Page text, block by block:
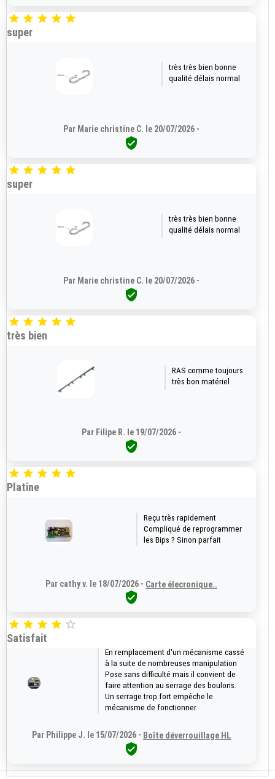
    
super
très très bien bonne
qualité délais normal
Par Marie christine C. le 20/07/2026 -

    
super
très très bien bonne
qualité délais normal
Par Marie christine C. le 20/07/2026 -

    
très bien
RAS comme toujours
très bon matériel
Par Filipe R. le 19/07/2026 -

    
Platine
Reçu très rapidement
Compliqué de reprogrammer
les Bips ? Sinon parfait
Par cathy v. le 18/07/2026 - Carte élecronique..

    
Satisfait
En remplacement d'un mécanisme cassé
à la suite de nombreuses manipulation
Pose sans difficulté mais il convient de
faire attention au serrage des boulons.
Un serrage trop fort empêche le
mécanisme de fonctionner.
Par Philippe J. le 15/07/2026 - Boîte déverrouillage HL
